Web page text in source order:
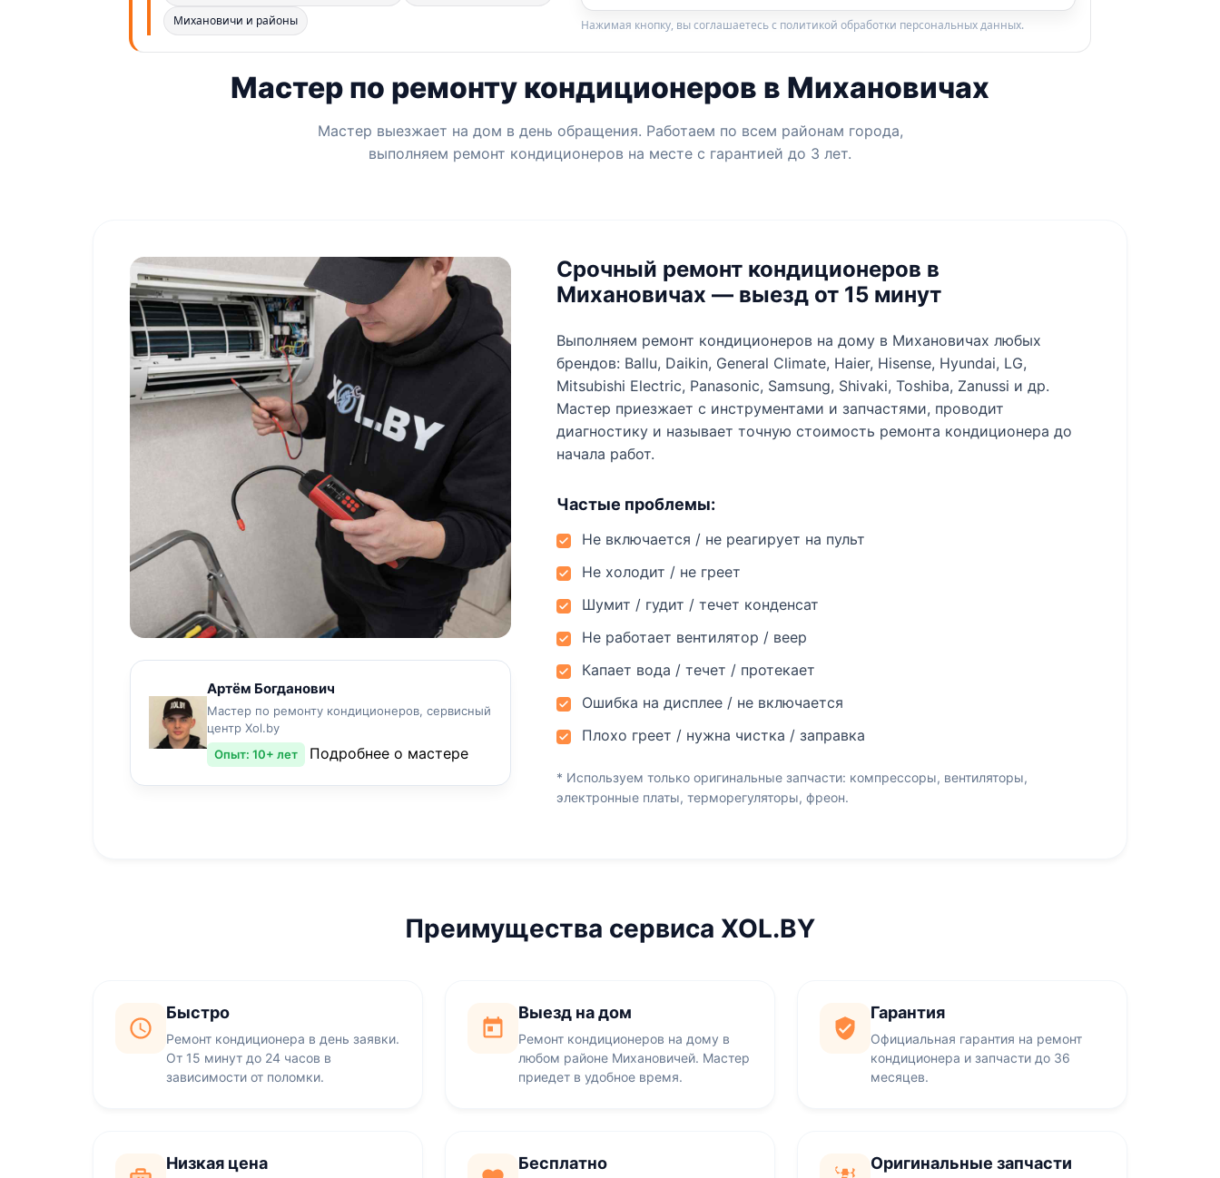
Михановичи и районы
Нажимая кнопку, вы соглашаетесь с политикой обработки персональных данных.
Мастер по ремонту кондиционеров в Михановичах
Мастер выезжает на дом в день обращения. Работаем по всем районам города,
выполняем ремонт кондиционеров на месте с гарантией до 3 лет.
Артём Богданович
Мастер по ремонту кондиционеров, сервисный
центр Xol.by
Опыт: 10+ лет
Подробнее о мастере
Срочный ремонт кондиционеров в
Михановичах — выезд от 15 минут
Выполняем ремонт кондиционеров на дому в Михановичах любых
брендов: Ballu, Daikin, General Climate, Haier, Hisense, Hyundai, LG,
Mitsubishi Electric, Panasonic, Samsung, Shivaki, Toshiba, Zanussi и др.
Мастер приезжает с инструментами и запчастями, проводит
диагностику и называет точную стоимость ремонта кондиционера до
начала работ.
Частые проблемы:
Не включается / не реагирует на пульт
Не холодит / не греет
Шумит / гудит / течет конденсат
Не работает вентилятор / веер
Капает вода / течет / протекает
Ошибка на дисплее / не включается
Плохо греет / нужна чистка / заправка
* Используем только оригинальные запчасти: компрессоры, вентиляторы,
электронные платы, терморегуляторы, фреон.
Преимущества сервиса XOL.BY
Быстро
Ремонт кондиционера в день заявки.
От 15 минут до 24 часов в
зависимости от поломки.
Выезд на дом
Ремонт кондиционеров на дому в
любом районе Михановичей. Мастер
приедет в удобное время.
Гарантия
Официальная гарантия на ремонт
кондиционера и запчасти до 36
месяцев.
Низкая цена Бесплатно Оригинальные запчасти